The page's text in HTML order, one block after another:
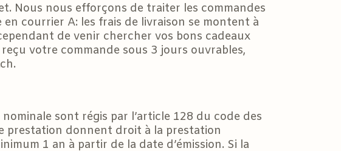
Nous nous efforçons de traiter les commandes
courrier A: les frais de livraison se montent à
de venir chercher vos bons cadeaux
reçu votre commande sous 3 jours ouvrables,
sont régis par l’article 128 du code des
prestation donnent droit à la prestation
1 an à partir de la date d’émission. Si la